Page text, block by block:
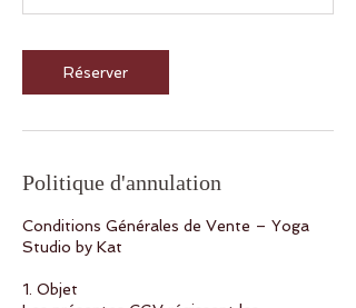
Réserver
Politique d'annulation
Conditions Générales de Vente – Yoga
Studio by Kat
1. Objet